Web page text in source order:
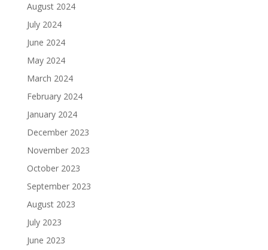
August 2024
July 2024
June 2024
May 2024
March 2024
February 2024
January 2024
December 2023
November 2023
October 2023
September 2023
August 2023
July 2023
June 2023